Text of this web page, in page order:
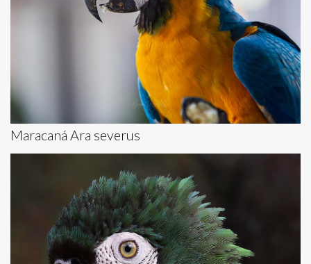
Maracaná Ara severus